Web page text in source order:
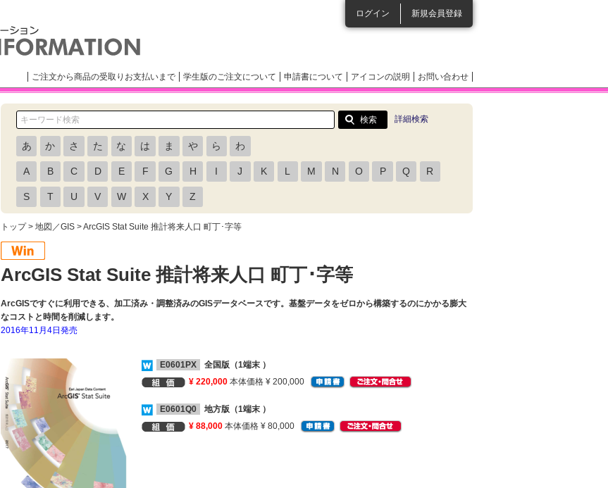
ログイン 新規会員登録
ご注文から商品の受取りお支払いまで 学生版のご注文について 申請書について アイコンの説明 お問い合わせ
詳細検索
あ か さ た な は ま や ら わ
A B C D E F G H I J K L M N O P Q R
S T U V W X Y Z
トップ> 地図／GIS > ArcGIS Stat Suite 推計将来人口 町丁･字等
ArcGIS Stat Suite 推計将来人口 町丁･字等
ArcGISですぐに利用できる、加工済み・調整済みのGISデータベースです。基盤データをゼロから構築するのにかかる膨大
なコストと時間を削減します。
2016年11月4日発売
E0601PX
全国版（1端末 ）
¥ 220,000 本体価格 ¥ 200,000
E0601Q0
地方版（1端末 ）
¥ 88,000 本体価格 ¥ 80,000